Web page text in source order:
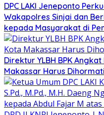
DPC LAKI Jeneponto
Wakapolres Sinjai dan
kepada Masyarakat di
Direktur YLBH BPK
Makassar Harus Dihormati